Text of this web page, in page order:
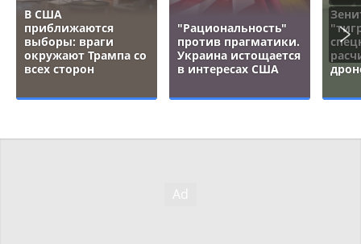
В США
приближаются
выборы: враги
окружают Трампа со
всех сторон
"Рациональность"
против прагматики.
Украина истощается
в интересах США